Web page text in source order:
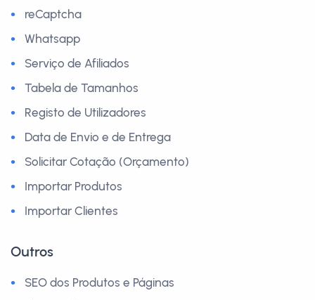
reCaptcha
Whatsapp
Serviço de Afiliados
Tabela de Tamanhos
Registo de Utilizadores
Data de Envio e de Entrega
Solicitar Cotação (Orçamento)
Importar Produtos
Importar Clientes
Outros
SEO dos Produtos e Páginas